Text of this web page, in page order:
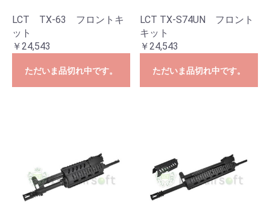
LCT TX-63 フロントキ
ット
￥24,543
ただいま品切れ中です。
LCT TX-S74UN フロント
キット
￥24,543
ただいま品切れ中です。